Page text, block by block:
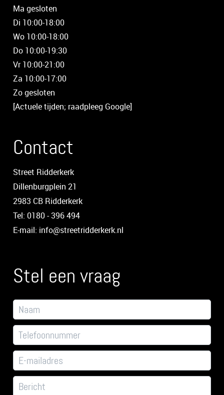
Ma gesloten
Di 10:00-18:00
Wo 10:00-18:00
Do 10:00-19:30
Vr 10:00-21:00
Za 10:00-17:00
Zo gesloten
[Actuele tijden; raadpleeg Google]
Contact
Street Ridderkerk
Dillenburgplein 21
2983 CB Ridderkerk
Tel: 0180 - 396 494
E-mail: info@streetridderkerk.nl
Stel een vraag